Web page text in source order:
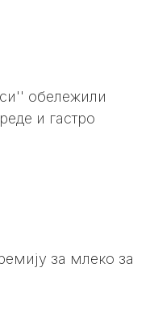
обележили
и гастро
за млеко за